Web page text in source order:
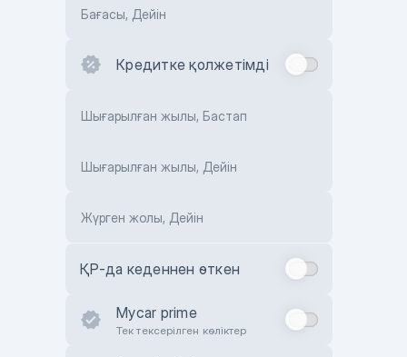
Бағасы, Дейін
Кредитке қолжетімді
Шығарылған жылы, Бастап
Шығарылған жылы, Дейін
Жүрген жолы, Дейін
ҚР-да кеденнен өткен
Mycar prime
Тек тексерілген көліктер